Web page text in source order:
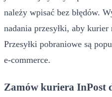
należy wpisać bez błędów.
nadania przesyłki, aby kurier
Przesyłki pobraniowe są
e-commerce.
Zamów kuriera InPost